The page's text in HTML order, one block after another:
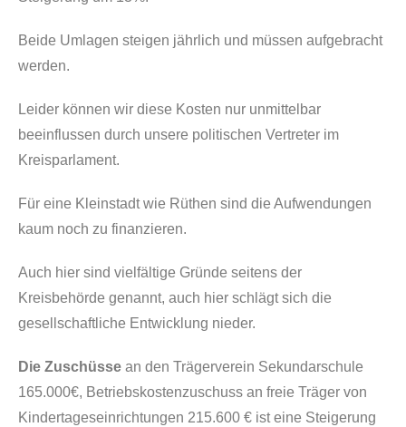
Beide Umlagen steigen jährlich und müssen aufgebracht
werden.
Leider können wir diese Kosten nur unmittelbar
beeinflussen durch unsere politischen Vertreter im
Kreisparlament.
Für eine Kleinstadt wie Rüthen sind die Aufwendungen
kaum noch zu finanzieren.
Auch hier sind vielfältige Gründe seitens der
Kreisbehörde genannt, auch hier schlägt sich die
gesellschaftliche Entwicklung nieder.
Die Zuschüsse an den Trägerverein Sekundarschule
165.000€, Betriebskostenzuschuss an freie Träger von
Kindertageseinrichtungen 215.600 € ist eine Steigerung